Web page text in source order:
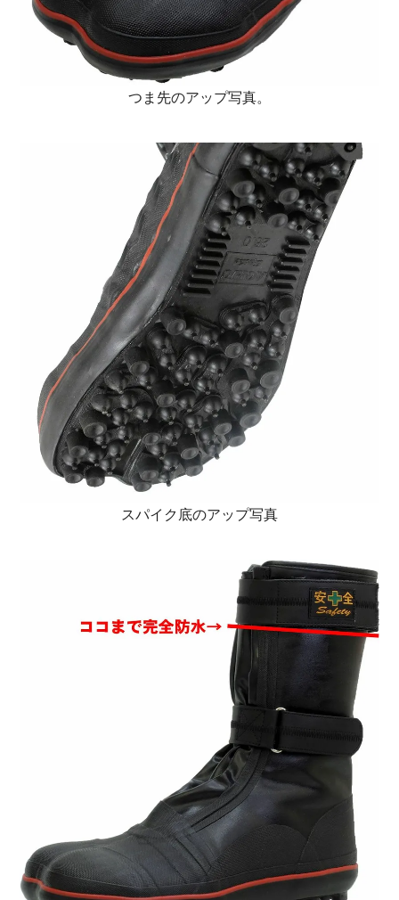
つま先のアップ写真。
スパイク底のアップ写真